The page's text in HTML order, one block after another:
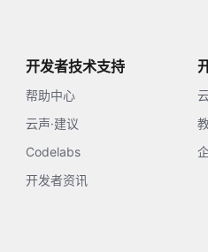
开发者技术支持
帮助中心
云声·建议
Codelabs
开发者资讯